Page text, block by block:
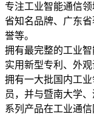
专注工业智能通信
省知名品牌、广东
誉等。
拥有最完整的工业
实用新型专利、外观
拥有一大批国内工
员，并与暨南大学
系列产品在工业通